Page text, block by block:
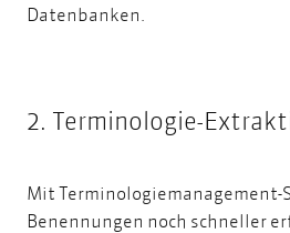
Datenbanken.
2. Terminologie-
Mit Terminologiemanagement-
Benennungen noch schneller